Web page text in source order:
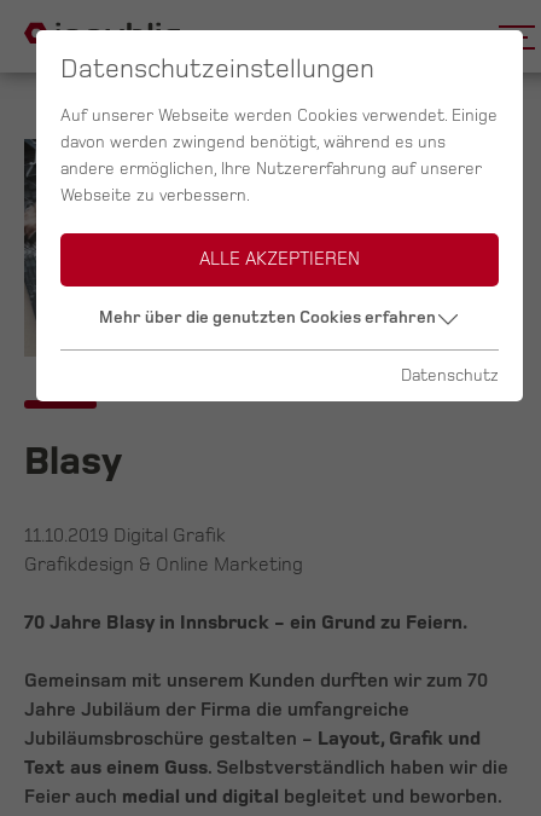
Blasy
11.10.2019 Digital Grafik
Grafikdesign & Online Marketing
70 Jahre Blasy in Innsbruck - ein Grund zu Feiern.
Gemeinsam mit unserem Kunden durften wir zum 70
Jahre Jubiläum der Firma die umfangreiche
Jubiläumsbroschüre gestalten - Layout, Grafik und
Text aus einem Guss. Selbstverständlich haben wir die
Feier auch medial und digital begleitet und beworben.
Datenschutzeinstellungen
Auf unserer Webseite werden Cookies verwendet. Einige
davon werden zwingend benötigt, während es uns
andere ermöglichen, Ihre Nutzererfahrung auf unserer
Webseite zu verbessern.
ALLE AKZEPTIEREN
Mehr über die genutzten Cookies erfahren
Datenschutz